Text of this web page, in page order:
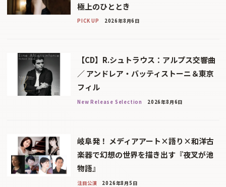
極上のひととき
PICK UP 2026年8月6日
【CD】R.シュトラウス：アルプス交響曲
／ アンドレア・バッティストーニ＆東京
フィル
New Release Selection 2026年8月6日
岐阜発！ メディアアート×語り×和洋古
楽器で幻想の世界を描き出す『夜叉が池
物語』
注目公演 2026年8月5日